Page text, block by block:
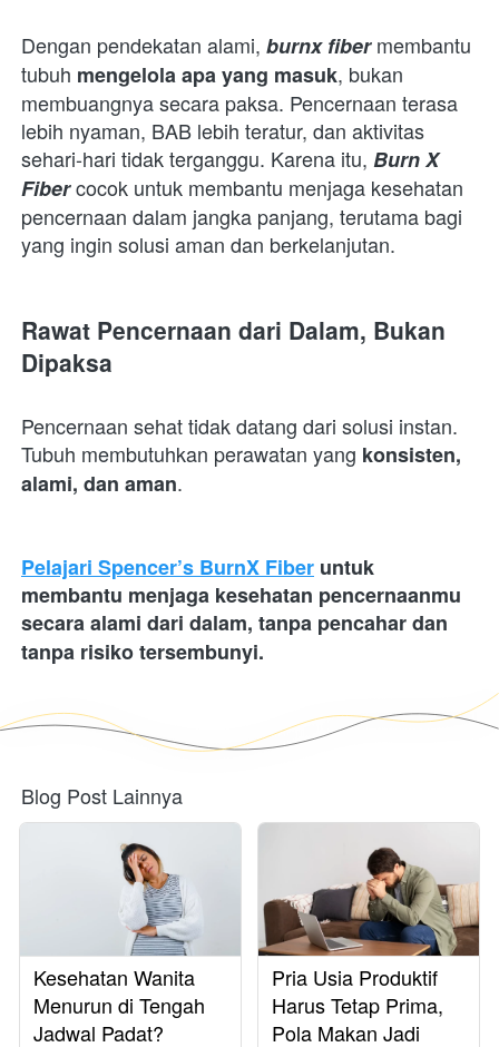
Dengan pendekatan alami, burnx fiber membantu
tubuh mengelola apa yang masuk, bukan
membuangnya secara paksa. Pencernaan terasa
lebih nyaman, BAB lebih teratur, dan aktivitas
sehari-hari tidak terganggu. Karena itu, Burn X
Fiber cocok untuk membantu menjaga kesehatan
pencernaan dalam jangka panjang, terutama bagi
yang ingin solusi aman dan berkelanjutan.
Rawat Pencernaan dari Dalam, Bukan
Dipaksa
Pencernaan sehat tidak datang dari solusi instan.
Tubuh membutuhkan perawatan yang konsisten,
alami, dan aman.
Pelajari Spencer’s BurnX Fiber untuk
membantu menjaga kesehatan pencernaanmu
secara alami dari dalam, tanpa pencahar dan
tanpa risiko tersembunyi.
Blog Post Lainnya
Kesehatan Wanita
Menurun di Tengah
Jadwal Padat?
Pria Usia Produktif
Harus Tetap Prima,
Pola Makan Jadi